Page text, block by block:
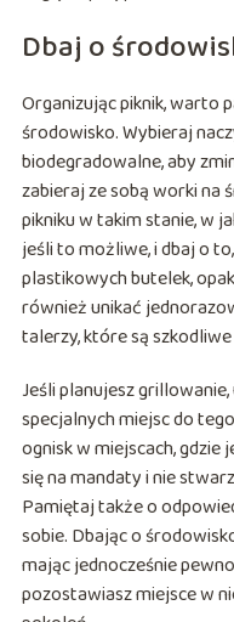
Dbaj o
Organizując piknik, warto
środowisko. Wybieraj
biodegradowalne, aby
zabieraj ze sobą worki na
pikniku w takim stanie, w
jeśli to możliwe, i dbaj o
plastikowych butelek,
również unikać
talerzy, które są
Jeśli planujesz
specjalnych miejsc do
ognisk w miejscach, gdzie
się na mandaty i nie
Pamiętaj także o
sobie. Dbając o
mając jednocześnie
pozostawiasz miejsce w